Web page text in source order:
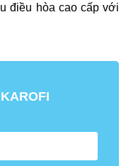
điều hòa cao cấp với